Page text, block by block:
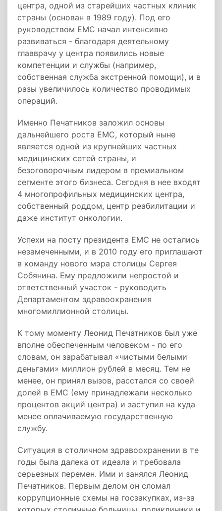
центра, одной из старейших частных клиник
страны (основан в 1989 году). Под его
руководством EMC начал интенсивно
развиваться - благодаря деятельному
главврачу у центра появились новые
компетенции и службы (например,
собственная служба экстренной помощи), и в
разы увеличилось количество проводимых
операций.
Именно Печатников заложил основы
дальнейшего роста EMC, который ныне
является одной из крупнейших частных
медицинских сетей страны, и
безоговорочным лидером в премиальном
сегменте этого бизнеса. Сегодня в нее входят
4 многопрофильных медицинских центра,
собственный роддом, центр реабилитации и
даже институт онкологии.
Успехи на посту президента EMC не остались
незамеченными, и в 2010 году его приглашают
в команду нового мэра столицы Сергея
Собянина. Ему предложили непростой и
ответственный участок - руководить
Департаментом здравоохранения
многомиллионной столицы.
К тому моменту Леонид Печатников был уже
вполне обеспеченным человеком - по его
словам, он зарабатывал «чистыми белыми
деньгами» миллион рублей в месяц. Тем не
менее, он принял вызов, расстался со своей
долей в EMC (ему принадлежали несколько
процентов акций центра) и заступил на куда
менее оплачиваемую государственную
службу.
Ситуация в столичном здравоохранении в те
годы была далека от идеала и требовала
серьезных перемен. Ими и занялся Леонид
Печатников. Первым делом он сломал
коррупционные схемы на госзакупках, из-за